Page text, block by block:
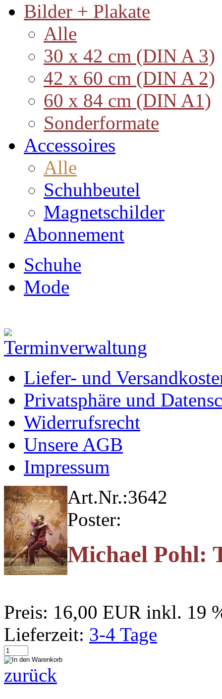
Bilder + Plakate
Alle
30 x 42 cm (DIN A 3)
42 x 60 cm (DIN A 2)
60 x 84 cm (DIN A1)
Sonderformate
Accessoires
Alle
Schuhbeutel
Magnetschilder
Abonnement
Schuhe
Mode
Liefer- und
Privatsphäre und
Widerrufsrecht
Unsere AGB
Impressum
Art.Nr.:3642
Poster:
Michael Pohl:
Preis: 16,00 EUR inkl. 19
Lieferzeit: 3-4 Tage
zurück